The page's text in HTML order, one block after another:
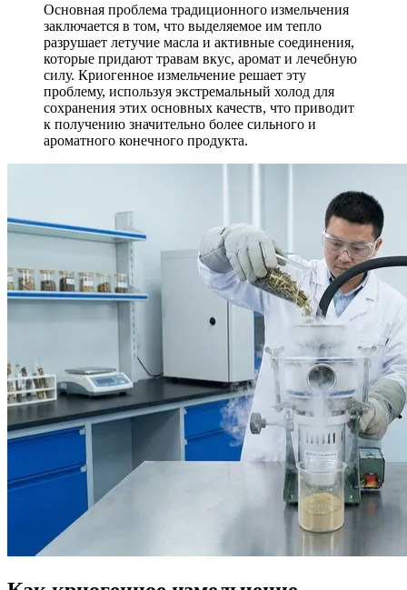
Основная проблема традиционного измельчения
заключается в том, что выделяемое им тепло
разрушает летучие масла и активные соединения,
которые придают травам вкус, аромат и лечебную
силу. Криогенное измельчение решает эту
проблему, используя экстремальный холод для
сохранения этих основных качеств, что приводит
к получению значительно более сильного и
ароматного конечного продукта.